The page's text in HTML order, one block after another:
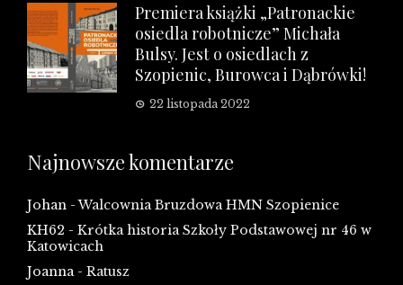
Premiera książki „Patronackie
osiedla robotnicze” Michała
Bulsy. Jest o osiedlach z
Szopienic, Burowca i Dąbrówki!
22 listopada 2022
Najnowsze komentarze
Johan -Walcownia Bruzdowa HMN Szopienice
KH62 - Krótka historia Szkoły Podstawowej nr 46 w
Katowicach
Joanna- Ratusz